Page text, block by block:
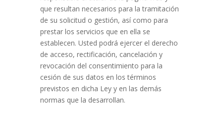
que resultan necesarios para la tramitación
de su solicitud o gestión, así como para
prestar los servicios que en ella se
establecen. Usted podrá ejercer el derecho
de acceso, rectificación, cancelación y
revocación del consentimiento para la
cesión de sus datos en los términos
previstos en dicha Ley y en las demás
normas que la desarrollan.